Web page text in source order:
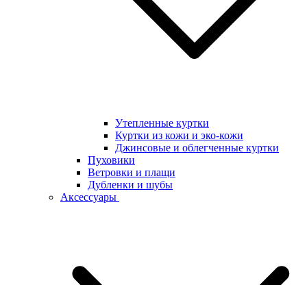
Утепленные куртки
Куртки из кожи и эко-кожи
Джинсовые и облегченные куртки
Пуховики
Ветровки и плащи
Дубленки и шубы
Аксессуары